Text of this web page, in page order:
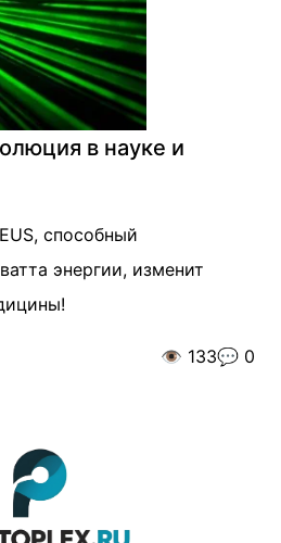
в науке и
способный
энергии, изменит
👁️ 133💬 0